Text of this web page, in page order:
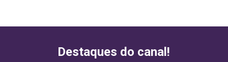
Destaques do canal!